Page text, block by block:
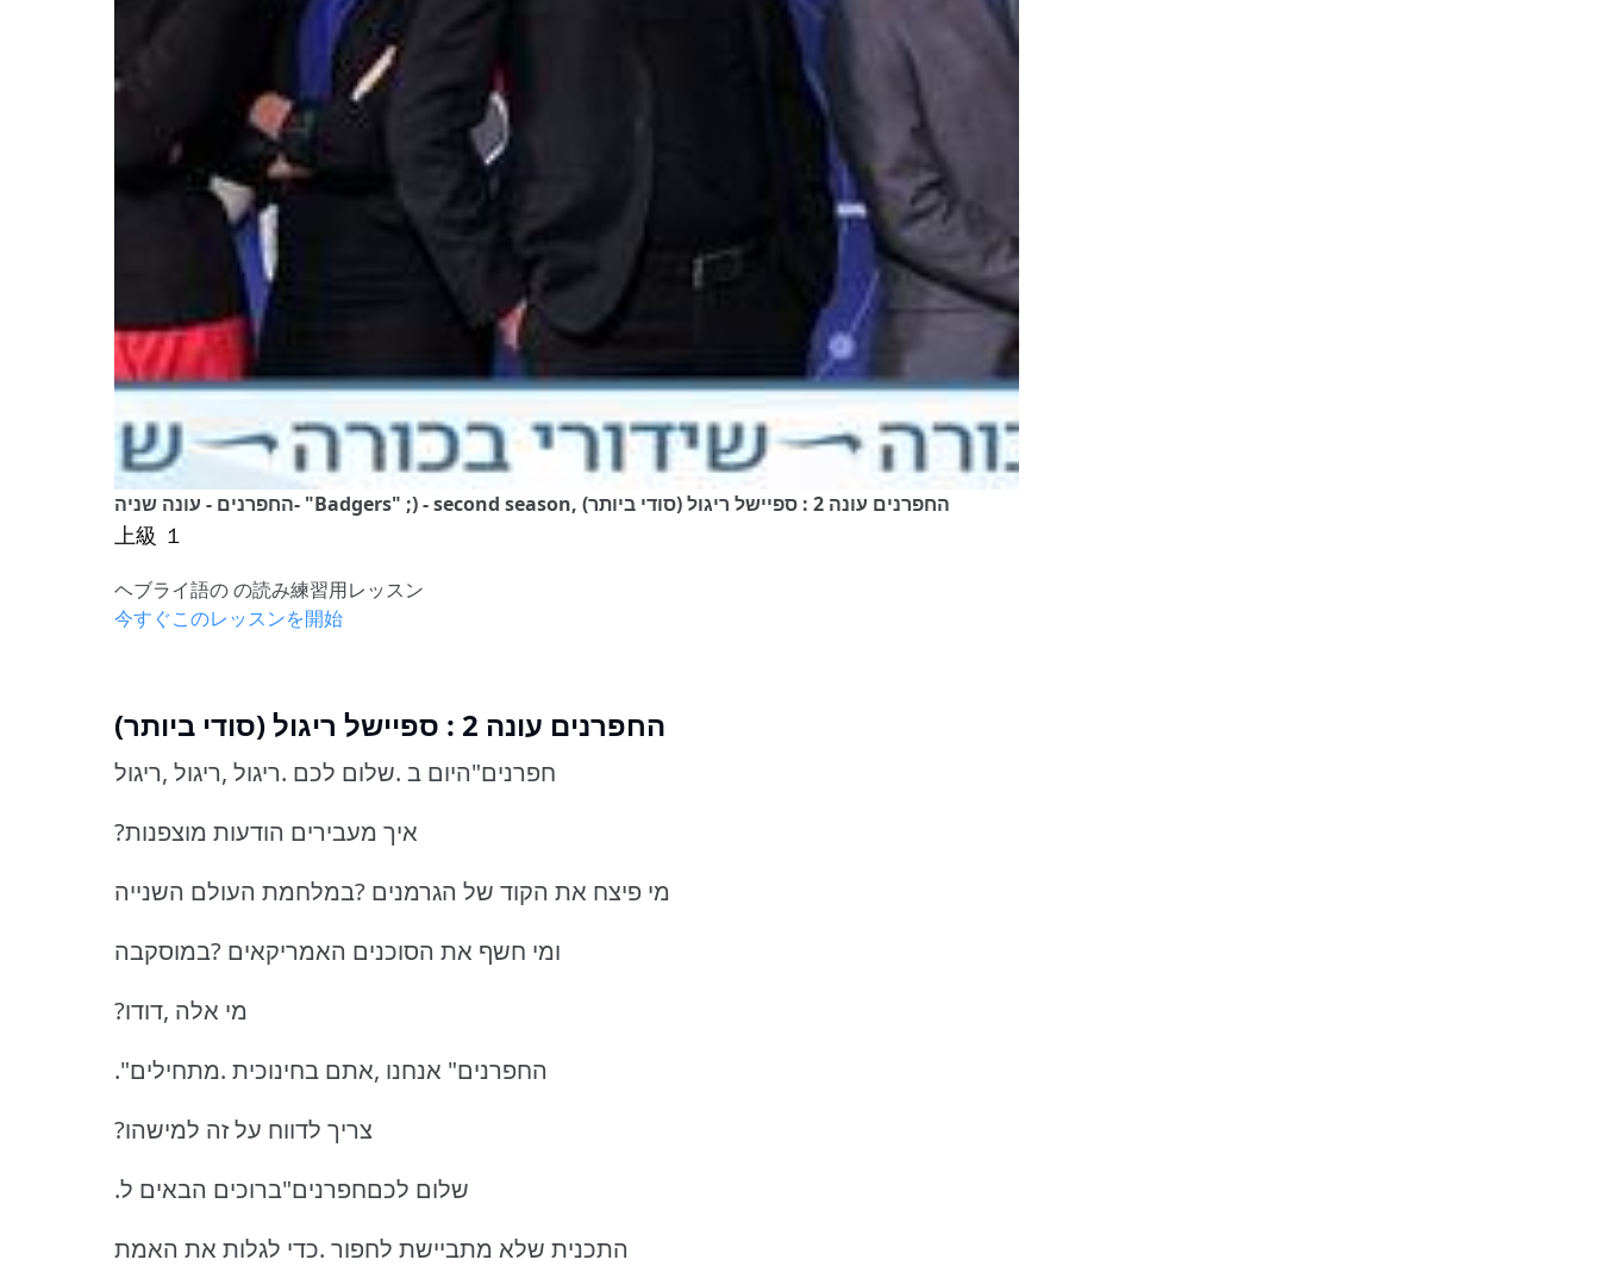
החפרנים - עונה שניה- "Badgers" ;) - second season, החפרנים עונה 2 : ספיישל ריגול (סודי ביותר)
上級 １
ヘブライ語の の読み練習用レッスン
今すぐこのレッスンを開始
החפרנים עונה 2 : ספיישל ריגול (סודי ביותר)
חפרנים"היום ב .שלום לכם .ריגול ,ריגול ,ריגול
?איך מעבירים הודעות מוצפנות
מי פיצח את הקוד של הגרמנים ?במלחמת העולם השנייה
ומי חשף את הסוכנים האמריקאים ?במוסקבה
?מי אלה ,דודו
."החפרנים" אנחנו ,אתם בחינוכית .מתחילים
?צריך לדווח על זה למישהו
.שלום לכםחפרנים"ברוכים הבאים ל
התכנית שלא מתביישת לחפור .כדי לגלות את האמת